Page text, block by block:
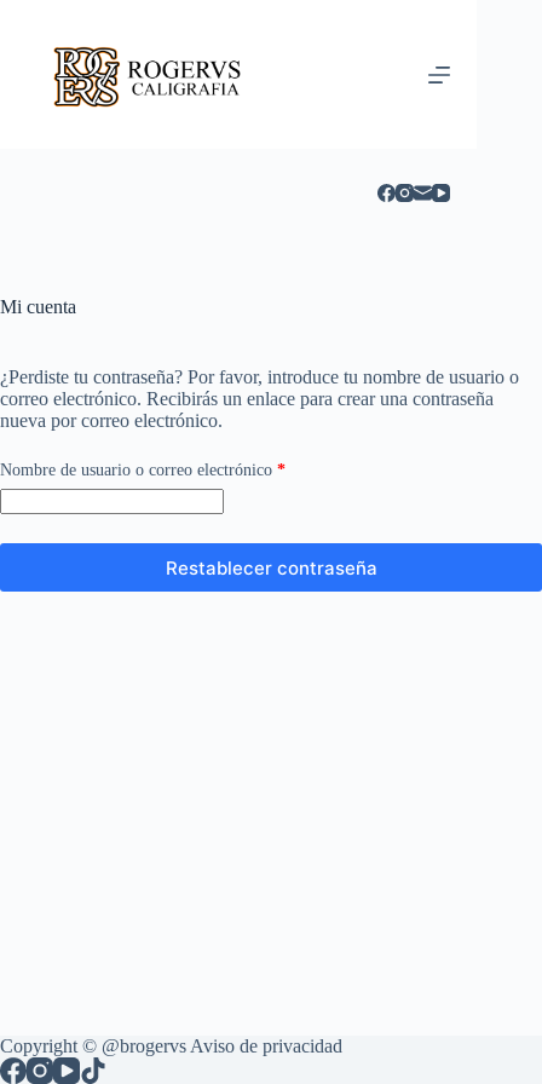
contenido
Mi cuenta
¿Perdiste tu contraseña? Por favor, introduce tu nombre de usuario o
correo electrónico. Recibirás un enlace para crear una contraseña
nueva por correo electrónico.
Nombre de usuario o correo electrónico *Obligatorio
Restablecer contraseña
Copyright © @brogervs Aviso de privacidad